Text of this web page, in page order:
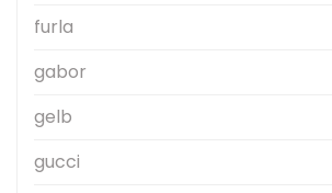
furla
gabor
gelb
gucci